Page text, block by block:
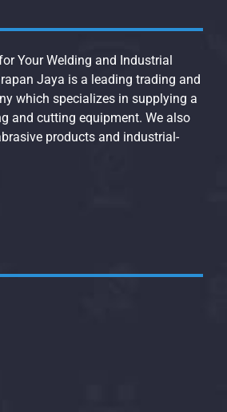
Your Welding and Industrial
Jaya is a leading trading and
which specializes in supplying a
and cutting equipment. We also
products and industrial-